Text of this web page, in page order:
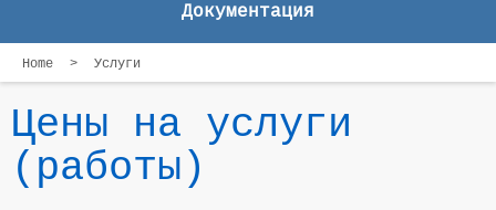
Документация
Home > Услуги
Цены на услуги
(работы)